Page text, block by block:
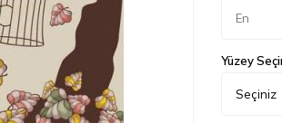
Yüzey